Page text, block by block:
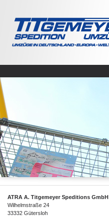
ATRA A. Titgemeyer Speditions GmbH
Wilhelmstraße 24
33332 Gütersloh